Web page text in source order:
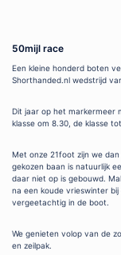
50mijl race
Een kleine honderd boten
Shorthanded.nl wedstrijd
Dit jaar op het markermeer
klasse om 8.30, de klasse
Met onze 21foot zijn we
gekozen baan is natuurlijk
daar niet op is gebouwd.
na een koude vrieswinter
vergeetachtig in de boot.
We genieten volop van de
en zeilpak.